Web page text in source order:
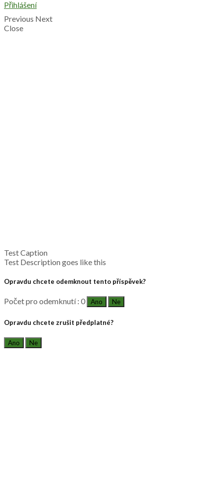
Přihlášení
Previous Next
Close
Test Caption
Test Description goes like this
Opravdu chcete odemknout tento příspěvek?
Počet pro odemknutí : 0 Ano Ne
Opravdu chcete zrušit předplatné?
Ano Ne